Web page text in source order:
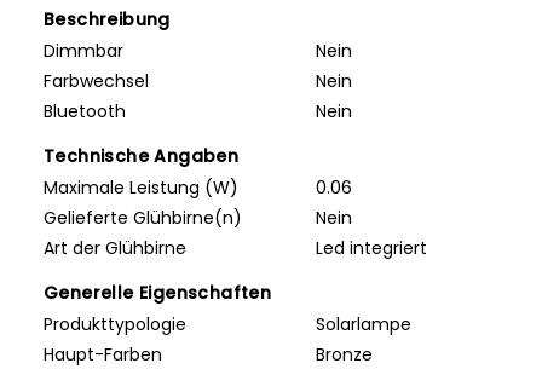
Beschreibung
Dimmbar
Nein
Farbwechsel
Nein
Bluetooth
Nein
Technische Angaben
Maximale Leistung (W)
0.06
Gelieferte Glühbirne(n)
Nein
Art der Glühbirne
Led integriert
Generelle Eigenschaften
Produkttypologie
Solarlampe
Haupt-Farben
Bronze